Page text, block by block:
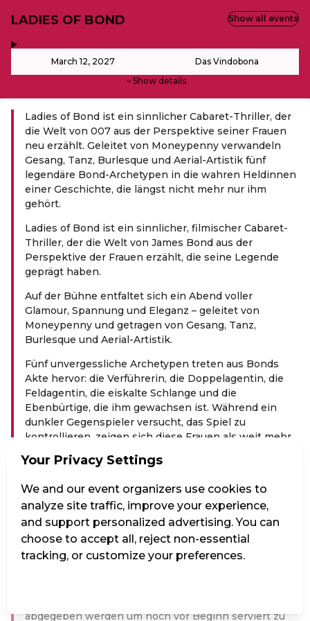
LADIES OF BOND
March 12, 2027 Das Vindobona
Show details
Show all events
Ladies of Bond ist ein sinnlicher Cabaret-Thriller, der
die Welt von 007 aus der Perspektive seiner Frauen
neu erzählt. Geleitet von Moneypenny verwandeln
Gesang, Tanz, Burlesque und Aerial-Artistik fünf
legendäre Bond-Archetypen in die wahren Heldinnen
einer Geschichte, die längst nicht mehr nur ihm
gehört.
Ladies of Bond ist ein sinnlicher, filmischer Cabaret-
Thriller, der die Welt von James Bond aus der
Perspektive der Frauen erzählt, die seine Legende
geprägt haben.
Auf der Bühne entfaltet sich ein Abend voller
Glamour, Spannung und Eleganz – geleitet von
Moneypenny und getragen von Gesang, Tanz,
Burlesque und Aerial-Artistik.
Fünf unvergessliche Archetypen treten aus Bonds
Akte hervor: die Verführerin, die Doppelagentin, die
Feldagentin, die eiskalte Schlange und die
Ebenbürtige, die ihm gewachsen ist. Während ein
dunkler Gegenspieler versucht, das Spiel zu
kontrollieren, zeigen sich diese Frauen als weit mehr
die ihn prüften, jagten, retteten und letztlich
GASTRONOMIE:
Bei allen Vorstellungen im Vindobona haben Sie die
Möglichkeit sich auch kulinarisch verwöhnen zu
lassen! Wählen Sie vor der Veranstaltung oder in der
abgegeben werden um noch vor Beginn serviert zu
Your Privacy Settings
We and our event organizers use cookies to
analyze site traffic, improve your experience,
and support personalized advertising. You can
choose to accept all, reject non-essential
tracking, or customize your preferences.